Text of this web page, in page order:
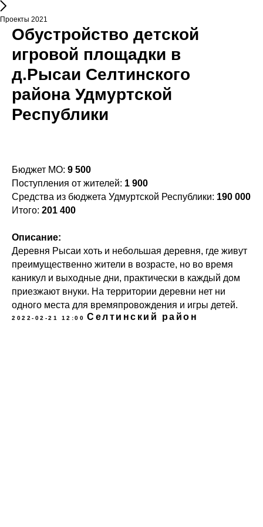
Проекты 2021
Обустройство детской
игровой площадки в
д.Рысаи Селтинского
района Удмуртской
Республики
Бюджет МО: 9 500
Поступления от жителей: 1 900
Средства из бюджета Удмуртской Республики: 190 000
Итого: 201 400
Описание:
Деревня Рысаи хоть и небольшая деревня, где живут
преимущественно жители в возрасте, но во время
каникул и выходные дни, практически в каждый дом
приезжают внуки. На территории деревни нет ни
одного места для времяпровождения и игры детей.
2022-02-21 12:00 Селтинский район